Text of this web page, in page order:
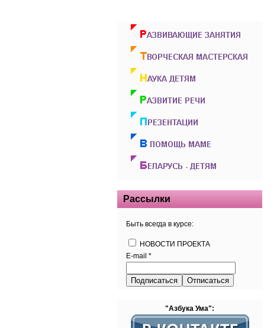
Рассылки
Быть всегда в курсе:
НОВОСТИ ПРОЕКТА
E-mail *
"Азбука Ума":